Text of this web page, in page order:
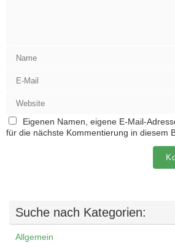
Eigenen Namen, eigene E-Mail-
für die nächste Kommentierung in diesem
Suche nach Kategorien:
Allgemein